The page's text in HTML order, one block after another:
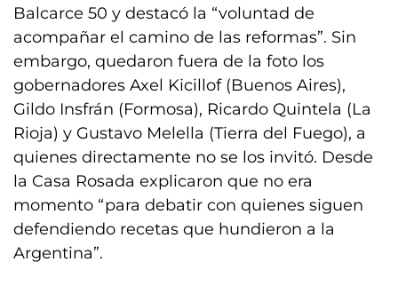
Balcarce 50 y destacó la “voluntad de
acompañar el camino de las reformas”. Sin
embargo, quedaron fuera de la foto los
gobernadores Axel Kicillof (Buenos Aires),
Gildo Insfrán (Formosa), Ricardo Quintela (La
Rioja) y Gustavo Melella (Tierra del Fuego), a
quienes directamente no se los invitó. Desde
la Casa Rosada explicaron que no era
momento “para debatir con quienes siguen
defendiendo recetas que hundieron a la
Argentina”.